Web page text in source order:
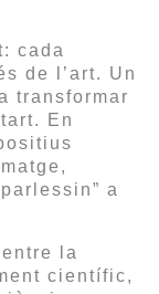
cada
de l’art. Un
transformar
En
a
la
científic,